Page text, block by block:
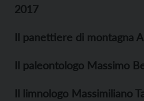
2017
Il panettiere di montagna
Il paleontologo Massimo
Il limnologo Massimiliano